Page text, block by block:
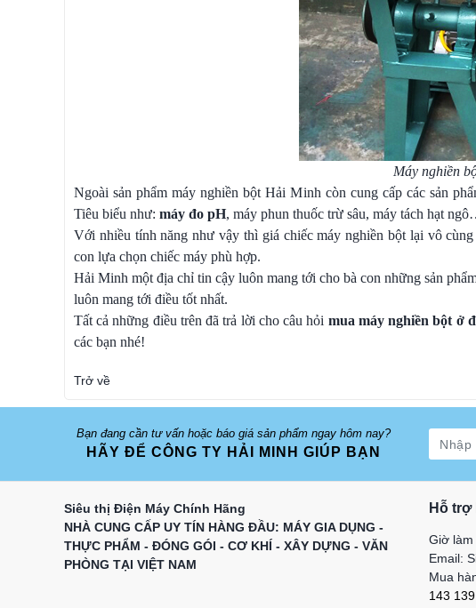
Máy nghiền
Ngoài sản phẩm máy nghiền bột Hải Minh còn cung cấp các sản
Tiêu biểu như: máy đo pH, máy phun thuốc trừ sâu, máy tách hạt
Với nhiều tính năng như vậy thì giá chiếc máy nghiền bột lại vô
con lựa chọn chiếc máy phù hợp.
Hải Minh một địa chỉ tin cậy luôn mang tới cho bà con những sản
luôn mang tới điều tốt nhất.
Tất cả những điều trên đã trả lời cho câu hỏi mua máy nghiền bột ở
các bạn nhé!
Trở về
Bạn đang cần tư vấn hoặc báo giá sản phẩm ngay hôm nay?
HÃY ĐỂ CÔNG TY HẢI MINH GIÚP BẠN
Siêu thị Điện Máy Chính Hãng
NHÀ CUNG CẤP UY TÍN HÀNG ĐẦU: MÁY GIA DỤNG -
THỰC PHẨM - ĐÓNG GÓI - CƠ KHÍ - XÂY DỰNG - VĂN
PHÒNG TẠI VIỆT NAM
Hỗ trợ
Giờ
Email:
Mua
143 139